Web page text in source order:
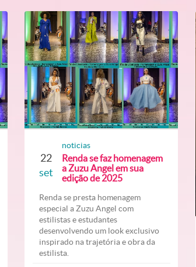
22
set
noticias
Renda se faz homenagem
a Zuzu Angel em sua
edição de 2025
Renda se presta homenagem
especial a Zuzu Angel com
estilistas e estudantes
desenvolvendo um look exclusivo
inspirado na trajetória e obra da
estilista.